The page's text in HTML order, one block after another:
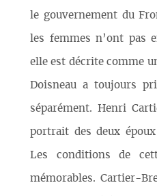
le gouvernement du
les femmes n’ont pas
elle est décrite comme
Doisneau a toujours
séparément. Henri
portrait des deux
Les conditions de
mémorables. Cartier-